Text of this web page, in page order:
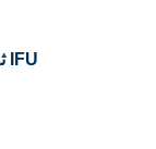
ثوب العزل القابل للتصرف من ويليكوم IFU